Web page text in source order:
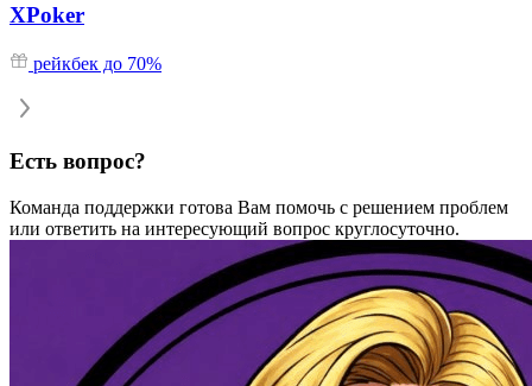
XPoker
рейкбек до 70%
Есть вопрос?
Команда поддержки готова Вам помочь с решением проблем
или ответить на интересующий вопрос круглосуточно.